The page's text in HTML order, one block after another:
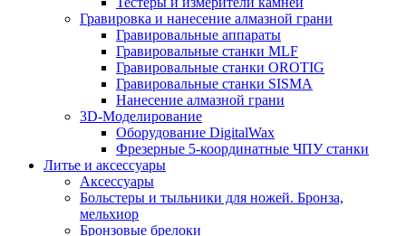
Гравировка и нанесение алмазной грани
Гравировальные аппараты
Гравировальные станки MLF
Гравировальные станки OROTIG
Гравировальные станки SISMA
Нанесение алмазной грани
3D-Моделирование
Оборудование DigitalWax
Фрезерные 5-координатные ЧПУ станки
Литье и аксессуары
Аксессуары
Больстеры и тыльники для ножей. Бронза,
мельхиор
Бронзовые брелоки